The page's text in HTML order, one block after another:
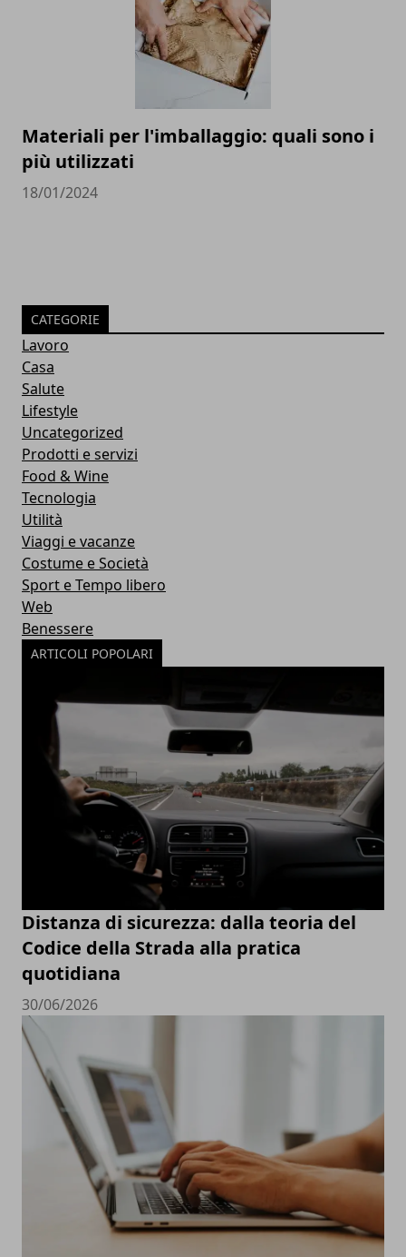
Materiali per l'imballaggio: quali sono i
più utilizzati
18/01/2024
CATEGORIE
Lavoro
Casa
Salute
Lifestyle
Uncategorized
Prodotti e servizi
Food & Wine
Tecnologia
Utilità
Viaggi e vacanze
Costume e Società
Sport e Tempo libero
Web
Benessere
ARTICOLI POPOLARI
Distanza di sicurezza: dalla teoria del
Codice della Strada alla pratica
quotidiana
30/06/2026